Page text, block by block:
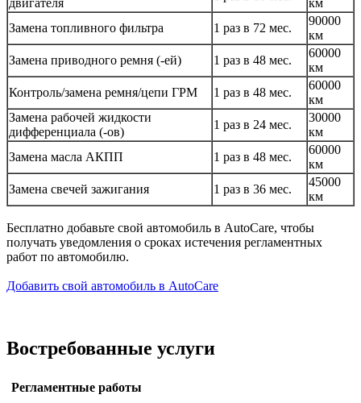
Замена топливного фильтра
1 раз в 72 мес.
90000
км
Замена приводного ремня (-ей)
1 раз в 48 мес.
60000
км
Контроль/замена ремня/цепи ГРМ
1 раз в 48 мес.
60000
км
Замена рабочей жидкости
дифференциала (-ов)
1 раз в 24 мес.
30000
км
Замена масла АКПП
1 раз в 48 мес.
60000
км
Замена свечей зажигания
1 раз в 36 мес.
45000
км
Бесплатно добавьте свой автомобиль в AutoCare, чтобы
получать уведомления о сроках истечения регламентных
работ по автомобилю.
Добавить свой автомобиль в AutoCare
Востребованные услуги
Регламентные работы